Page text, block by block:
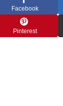
Facebook
Pinterest